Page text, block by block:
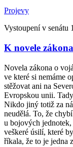
Projevy
Vystoupení v senátu
K novele
Novela zákona o
ve které si nemáme
stěžovat ani na
Evropskou unii.
Nikdo jiný totiž za
neudělá. To, že
u bojových
veškeré úsilí, které
říkala, že to je jedna